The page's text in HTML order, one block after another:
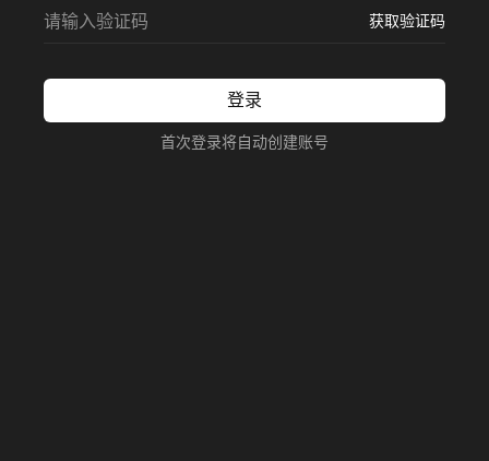
获取验证码
登录
首次登录将自动创建账号